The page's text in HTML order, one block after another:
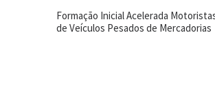
Formação Inicial Acelerada
de Veículos Pesados de Mercadorias